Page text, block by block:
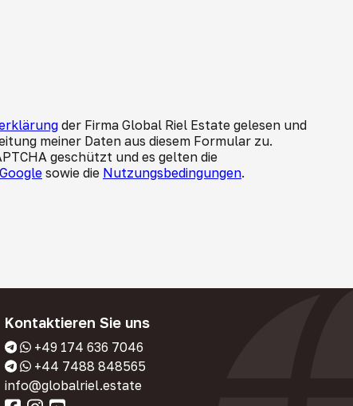
der Firma Global Riel Estate gelesen und
meiner Daten aus diesem Formular zu.
geschützt und es gelten die
sowie die Nutzungsbedingungen.
Kontaktieren Sie uns
+49 174 636 7046
+44 7488 848565
info@globalriel.estate